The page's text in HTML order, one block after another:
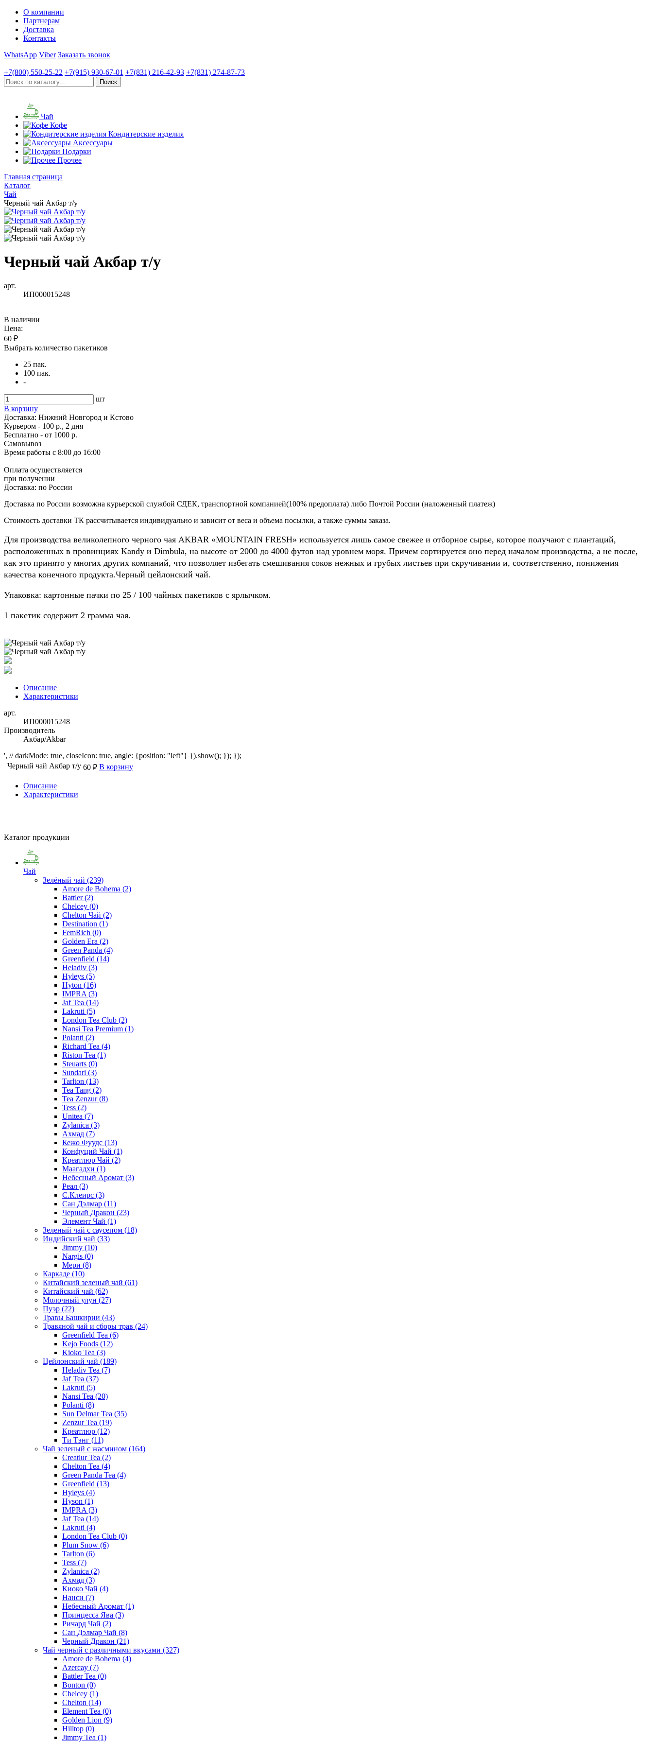
О компании
Партнерам
Доставка
Контакты
WhatsApp Viber Заказать звонок
+7(800) 550-25-22 +7(915) 930-67-01 +7(831) 216-42-93 +7(831) 274-87-73
Чай
Кофе
Кондитерские изделия
Аксессуары
Подарки
Прочее
Главная страница
Каталог
Чай
Черный чай Акбар т/у
Черный чай Акбар т/у
арт.
ИП000015248
В наличии
Цена:
60 ₽
Выбрать количество пакетиков
25 пак.
100 пак.
-
шт
В корзину
Доставка: Нижний Новгород и Кстово
Курьером - 100 р., 2 дня
Бесплатно - от 1000 р.
Самовывоз
Время работы с 8:00 до 16:00
Оплата осуществляется
при получении
Доставка: по России
Доставка по России возможна курьерской службой СДЕК, транспортной компанией(100% предоплата) либо Почтой России (наложенный платеж)
Стоимость доставки ТК рассчитывается индивидуально и зависит от веса и объема посылки, а также суммы заказа.
Для производства великолепного черного чая AKBAR «MOUNTAIN FRESH» используется лишь самое свежее и отборное сырье, которое получают с плантаций,
расположенных в провинциях Kandy и Dimbula, на высоте от 2000 до 4000 футов над уровнем моря. Причем сортируется оно перед началом производства, а не после,
как это принято у многих других компаний, что позволяет избегать смешивания соков нежных и грубых листьев при скручивании и, соответственно, понижения
качества конечного продукта.Черный цейлонский чай.
Упаковка: картонные пачки по 25 / 100 чайных пакетиков с ярлычком.
1 пакетик содержит 2 грамма чая.
Описание
Характеристики
арт.
ИП000015248
Производитель
Акбар/Akbar
', // darkMode: true, closeIcon: true, angle: {position: "left"} }).show(); }); });
Черный чай Акбар т/у 60 ₽ В корзину
Описание
Характеристики
Каталог продукции
Чай
Зелёный чай (239)
Amore de Bohema (2)
Battler(2)
Chelcey (0)
Chelton Чай (2)
Destination (1)
FemRich (0)
Golden Era (2)
Green Panda (4)
Greenfield (14)
Heladiv (3)
Hyleys (5)
Hyton (16)
IMPRA (3)
Jaf Tea (14)
Lakruti (5)
London Tea Club (2)
Nansi Tea Premium (1)
Polanti (2)
Richard Tea (4)
Riston Tea (1)
Steuarts (0)
Sundari (3)
Tarlton (13)
Tea Tang (2)
Tea Zenzur(8)
Tess (2)
Unitea (7)
Zylanica (3)
Ахмад (7)
Кежо Фуудс (13)
Конфуций Чай (1)
Креатлюр Чай (2)
Маагадхи (1)
Небесный Аромат (3)
Реал (3)
С.Клеирс (3)
Сан Дэлмар (11)
Черный Дракон (23)
Элемент Чай (1)
Зеленый чай с саусепом (18)
Индийский чай (33)
Jimmy (10)
Nargis (0)
Мери (8)
Каркаде (10)
Китайский зеленый чай (61)
Китайский чай (62)
Молочный улун (27)
Пуэр (22)
Травы Башкирии (43)
Травяной чай и сборы трав (24)
Greenfield Tea (6)
Kejo Foods (12)
Kioko Tea (3)
Цейлонский чай (189)
Heladiv Tea (7)
Jaf Tea (37)
Lakruti (5)
Nansi Tea (20)
Polanti (8)
Sun Delmar Tea (35)
Zenzur Tea (19)
Креатлюр (12)
Ти Тэнг (11)
Чай зеленый с жасмином (164)
Creatlur Tea (2)
Chelton Tea (4)
Green Panda Tea (4)
Greenfield (13)
Hyleys (4)
Hyson (1)
IMPRA (3)
Jaf Tea (14)
Lakruti (4)
London Tea Club (0)
Plum Snow (6)
Tarlton (6)
Tess (7)
Zylanica (2)
Ахмад (3)
Киоко Чай (4)
Нанси (7)
Небесный Аромат (1)
Принцесса Ява (3)
Ричард Чай (2)
Сан Дэлмар Чай (8)
Черный Дракон (21)
Чай черный с различными вкусами (327)
Amore de Bohema (4)
Azercay (7)
Battler Tea (0)
Bonton (0)
Chelcey (1)
Chelton (14)
Element Tea (0)
Golden Lion (9)
Hilltop (0)
Jimmy Tea (1)